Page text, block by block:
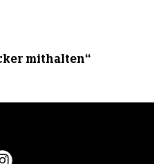
mithalten“